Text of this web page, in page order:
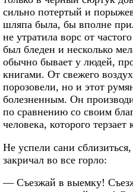
сильно потертый и
шляпа была, бы вполне
не утратила ворс от
был бледен и несколько
обычно бывает у людей,
книгами. От свежего
порозовели, но и этот
болезненным. Он
по сравнению со своим
человека, которого терзает
Не успели сани
закричал во все горло:
— Съезжай в выемку!